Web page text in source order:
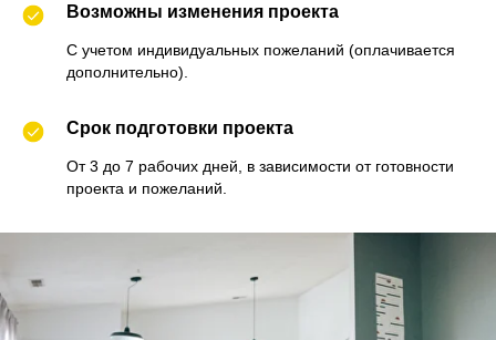
Возможны изменения проекта
С учетом индивидуальных пожеланий (оплачивается
дополнительно).
Срок подготовки проекта
От 3 до 7 рабочих дней, в зависимости от готовности
проекта и пожеланий.